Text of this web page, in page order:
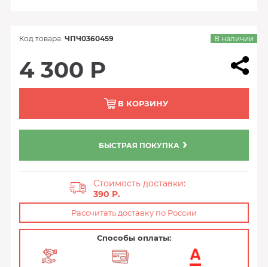
Код товара: ЧПЧ0360459 В наличии
4 300 Р
В КОРЗИНУ
БЫСТРАЯ ПОКУПКА
Стоимость доставки:
390 P.
Рассчитать доставку по России
Способы оплаты: